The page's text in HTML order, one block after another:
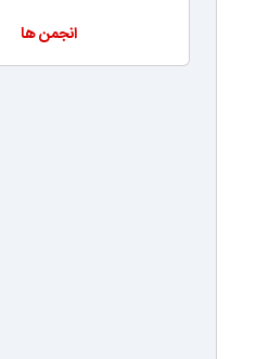
انجمن ها